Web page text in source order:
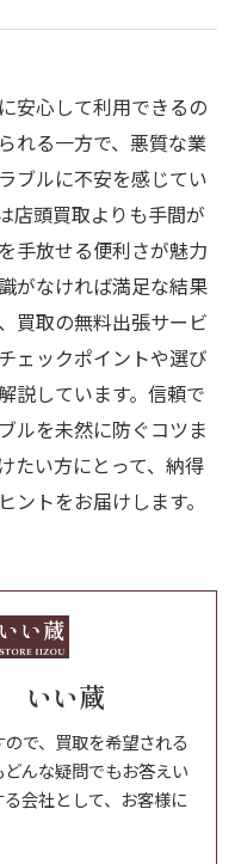
安心して利用できるの
れる一方で、悪質な業
ブルに不安を感じてい
店頭買取よりも手間が
手放せる便利さが魅力
がなければ満足な結果
買取の無料出張サービ
ェックポイントや選び
説しています。信頼で
ルを未然に防ぐコツま
たい方にとって、納得
ントをお届けします。
いい蔵
で、買取を希望される
んな疑問でもお答えい
会社として、お客様に